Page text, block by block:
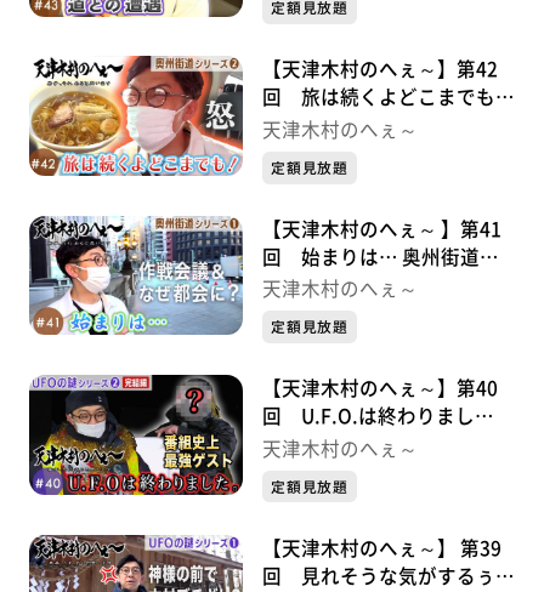
定額見放題
【天津木村のへぇ～】第42
回 旅は続くよどこまでも！
奥州街道シリーズ②
天津木村のへぇ～
定額見放題
【天津木村のへぇ～ 】第41
回 始まりは… 奥州街道シ
リーズ①
天津木村のへぇ～
定額見放題
【天津木村のへぇ～】第40
回 U.F.O.は終わりまし
た。 UFOの謎シリーズ②完
天津木村のへぇ～
定額見放題
【天津木村のへぇ～】 第39
回 見れそうな気がするぅ〜